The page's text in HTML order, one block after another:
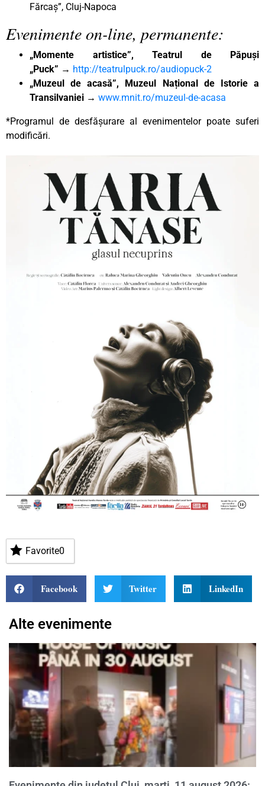
Fărcaș”, Cluj-Napoca
Evenimente on-line, permanente:
„Momente artistice”, Teatrul de Păpuși
„Puck” → http://teatrulpuck.ro/audiopuck-2
„Muzeul de acasă”, Muzeul Național de Istorie a
Transilvaniei → www.mnit.ro/muzeul-de-acasa
*Programul de desfășurare al evenimentelor poate suferi
modificări.
Favorite0
Facebook Twitter LinkedIn
Alte evenimente